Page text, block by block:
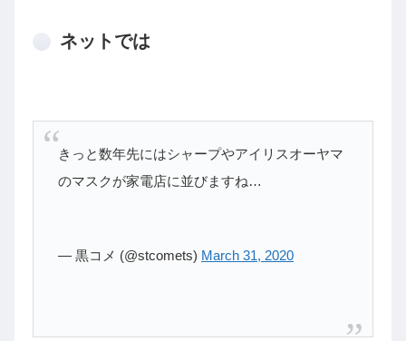
ネットでは
きっと数年先にはシャープやアイリスオーヤマ
のマスクが家電店に並びますね…
— 黒コメ (@stcomets) March 31, 2020